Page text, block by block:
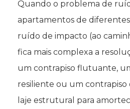
Quando o problema de
apartamentos de
ruído de impacto (ao
fica mais complexa a
um contrapiso flutuante,
resiliente ou um contrapiso
laje estrutural para